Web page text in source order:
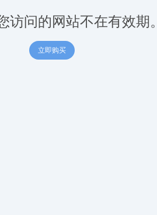
访问的网站不在有效期。
立即购买